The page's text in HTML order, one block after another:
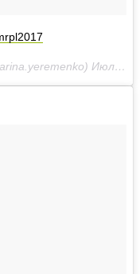
Июл 7 2017 в 1:43 PDT